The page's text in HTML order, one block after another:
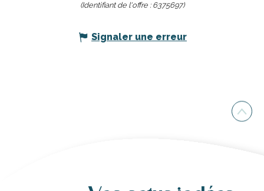
(Identifiant de l'offre : 6375697)
Signaler une erreur